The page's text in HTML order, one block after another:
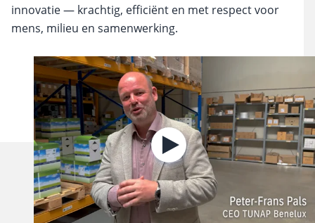
innovatie — krachtig, efficiënt en met respect voor
mens, milieu en samenwerking.